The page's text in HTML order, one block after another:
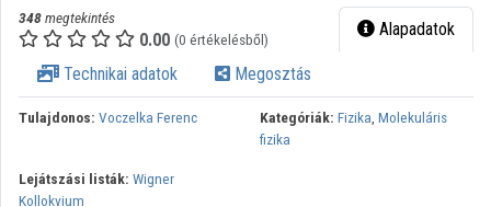
Intézmények
Közreműködők
348megtekintés
0.00 (0 értékelésből) Alapadatok
Technikai adatok Megosztás
Tulajdonos: Voczelka Ferenc Kategóriák: Fizika, Molekuláris
fizika
Lejátszási listák: Wigner
Kollokvium